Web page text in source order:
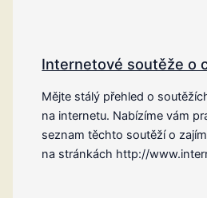
Internetové soutěže o
Mějte stálý přehled o
na internetu. Nabízíme vám
seznam těchto soutěží o
na stránkách http://